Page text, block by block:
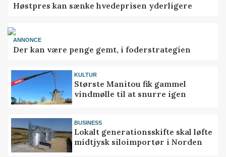
Høstpres kan sænke hvedeprisen yderligere
ANNONCE
Der kan være penge gemt, i foderstrategien
KULTUR
Største Manitou fik gammel
vindmølle til at snurre igen
BUSINESS
Lokalt generationsskifte skal løfte
midtjysk siloimportør i Norden